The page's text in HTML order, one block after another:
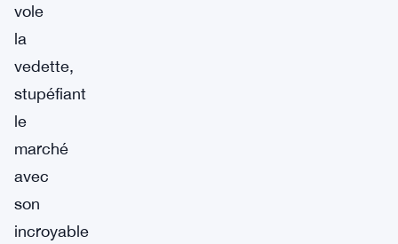
vole
la
vedette,
stupéfiant
le
marché
avec
son
incroyable